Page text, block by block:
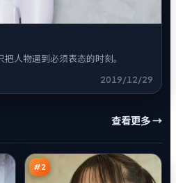
人物逼到必须表态的时刻。
2019/12/29
查看更多 →
#2
线万